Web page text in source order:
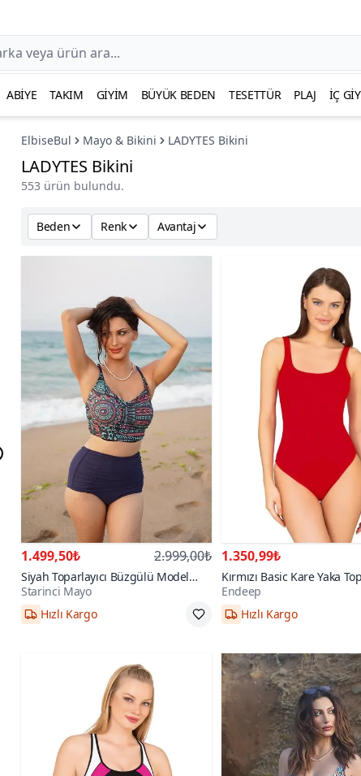
ABIYE TAKIM GIYIM BÜYÜK BEDEN TESETTÜR PLAJ İÇ
ElbiseBul Mayo & Bikini LADYTES Bikini
LADYTES Bikini
553 ürün bulundu.
Beden Renk Avantaj
1.499,50₺ 2.999,00₺
Siyah Toparlayıcı Büzgülü Model
Nilüfer Desen Bikini Takım
Starinci Mayo
38,40,42,44,46,48
Hızlı Kargo
1.350,99₺
Kırmızı Basic Kare Yaka
Yüzücü Mayo
Endeep
38,40,42,44
Hızlı Kargo